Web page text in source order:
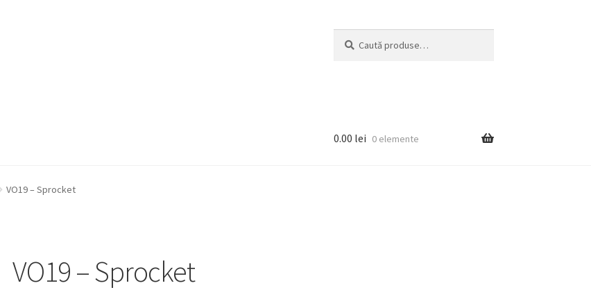
după:
0.00 lei 0 elemente
VO19 – Sprocket
VO19 – Sprocket